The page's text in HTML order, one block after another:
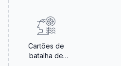
Cartões de
batalha de